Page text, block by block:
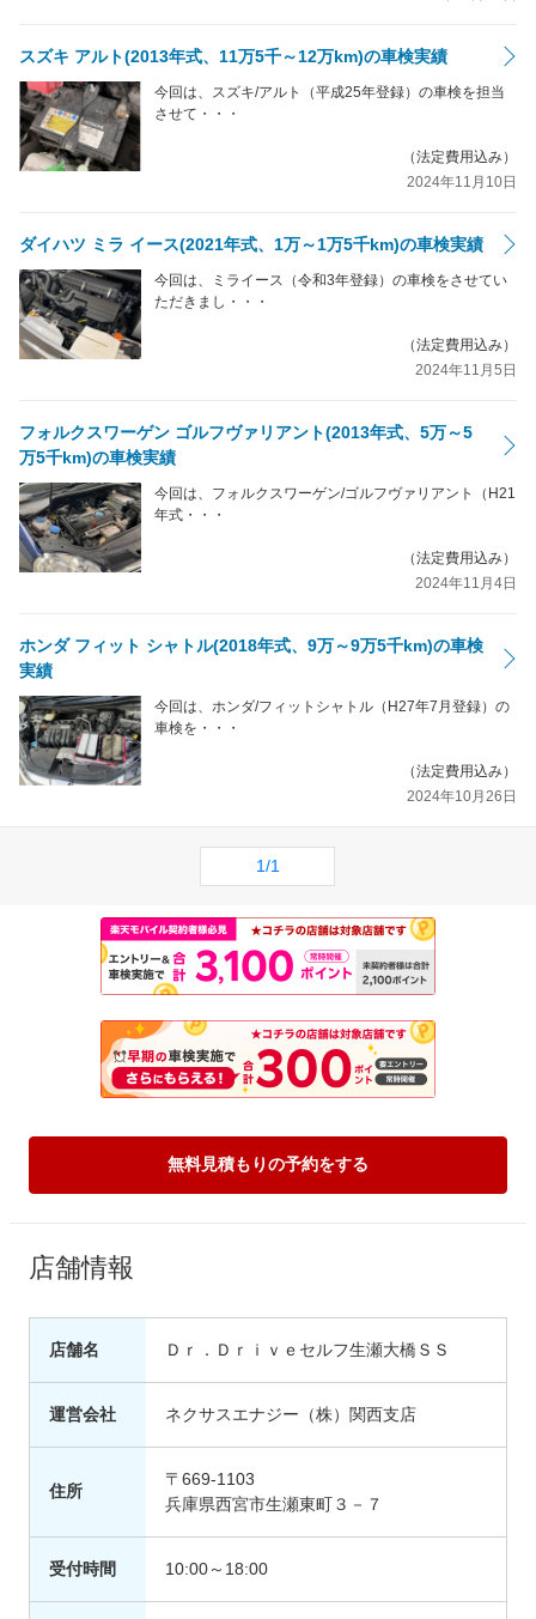
スズキ アルト(2013年式、11万5千～12万km)の車検実績
今回は、スズキ/アルト（平成25年登録）の車検を担当
させて・・・
（法定費用込み）
2024年11月10日
ダイハツ ミラ イース(2021年式、1万～1万5千km)の車検実績
今回は、ミライース（令和3年登録）の車検をさせてい
ただきまし・・・
（法定費用込み）
2024年11月5日
フォルクスワーゲン ゴルフヴァリアント(2013年式、5万～5
万5千km)の車検実績
今回は、フォルクスワーゲン/ゴルフヴァリアント（H21
年式・・・
（法定費用込み）
2024年11月4日
ホンダ フィット シャトル(2018年式、9万～9万5千km)の車検
実績
今回は、ホンダ/フィットシャトル（H27年7月登録）の
車検を・・・
（法定費用込み）
2024年10月26日
1/1
無料見積もりの予約をする
店舗情報
店舗名 Ｄｒ．Ｄｒｉｖｅセルフ生瀬大橋ＳＳ
運営会社 ネクサスエナジー（株）関西支店
住所
〒669-1103
兵庫県西宮市生瀬東町３－７
受付時間 10:00～18:00